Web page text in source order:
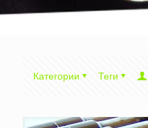
Категории Теги